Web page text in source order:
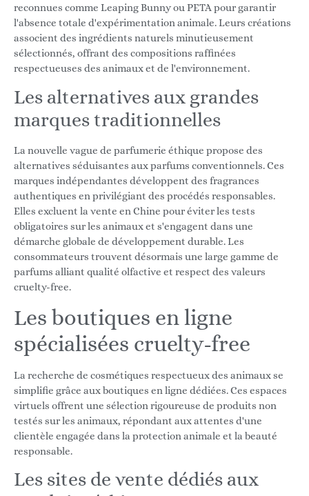
reconnues comme Leaping Bunny ou PETA pour garantir
l'absence totale d'expérimentation animale. Leurs créations
associent des ingrédients naturels minutieusement
sélectionnés, offrant des compositions raffinées
respectueuses des animaux et de l'environnement.
Les alternatives aux grandes
marques traditionnelles
La nouvelle vague de parfumerie éthique propose des
alternatives séduisantes aux parfums conventionnels. Ces
marques indépendantes développent des fragrances
authentiques en privilégiant des procédés responsables.
Elles excluent la vente en Chine pour éviter les tests
obligatoires sur les animaux et s'engagent dans une
démarche globale de développement durable. Les
consommateurs trouvent désormais une large gamme de
parfums alliant qualité olfactive et respect des valeurs
cruelty-free.
Les boutiques en ligne
spécialisées cruelty-free
La recherche de cosmétiques respectueux des animaux se
simplifie grâce aux boutiques en ligne dédiées. Ces espaces
virtuels offrent une sélection rigoureuse de produits non
testés sur les animaux, répondant aux attentes d'une
clientèle engagée dans la protection animale et la beauté
responsable.
Les sites de vente dédiés aux